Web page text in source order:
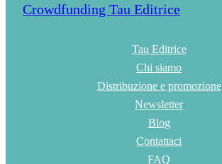
Crowdfunding Tau Editrice
Tau Editrice
Chi siamo
Distribuzione e promozione
Newsletter
Blog
Contattaci
FAQ